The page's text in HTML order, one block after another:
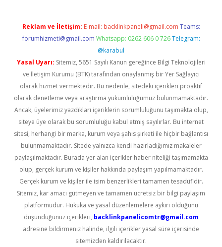
Reklam ve İletişim: E-mail: backlinkpaneli@gmail.com Teams:
forumhizmeti@gmail.com Whatsapp: 0262 606 0 726 Telegram:
@karabul
Yasal Uyarı: Sitemiz, 5651 Sayılı Kanun gereğince Bilgi Teknolojileri
ve İletişim Kurumu (BTK) tarafından onaylanmış bir Yer Sağlayıcı
olarak hizmet vermektedir. Bu nedenle, sitedeki içerikleri proaktif
olarak denetleme veya araştırma yükümlülüğümüz bulunmamaktadır.
Ancak, üyelerimiz yazdıkları içeriklerin sorumluluğunu taşımakta olup,
siteye üye olarak bu sorumluluğu kabul etmiş sayılırlar. Bu internet
sitesi, herhangi bir marka, kurum veya şahıs şirketi ile hiçbir bağlantısı
bulunmamaktadır. Sitede yalnızca kendi hazırladığımız makaleler
paylaşılmaktadır. Burada yer alan içerikler haber niteliği taşımamakta
olup, gerçek kurum ve kişiler hakkında paylaşım yapılmamaktadır.
Gerçek kurum ve kişiler ile isim benzerlikleri tamamen tesadüfidir.
Sitemiz, kar amacı gütmeyen ve tamamen ücretsiz bir bilgi paylaşım
platformudur. Hukuka ve yasal düzenlemelere aykırı olduğunu
düşündüğünüz içerikleri, backlinkpanelicomtr@gmail.com
adresine bildirmeniz halinde, ilgili içerikler yasal süre içerisinde
sitemizden kaldırılacaktır.